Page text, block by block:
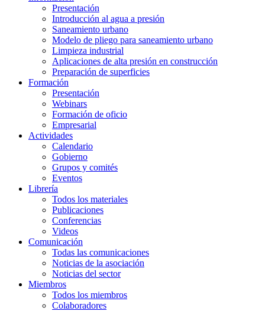
Presentación
Introducción al agua a presión
Saneamiento urbano
Modelo de pliego para saneamiento urbano
Limpieza industrial
Aplicaciones de alta presión en construcción
Preparación de superficies
Formación
Presentación
Webinars
Formación de oficio
Empresarial
Actividades
Calendario
Gobierno
Grupos y comités
Eventos
Librería
Todos los materiales
Publicaciones
Conferencias
Videos
Comunicación
Todas las comunicaciones
Noticias de la asociación
Noticias del sector
Miembros
Todos los miembros
Colaboradores